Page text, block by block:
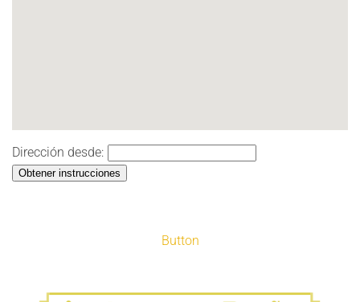
Dirección desde:
Obtener instrucciones
Button